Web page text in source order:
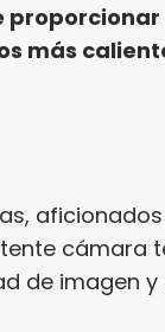
más
cámara
de imagen y